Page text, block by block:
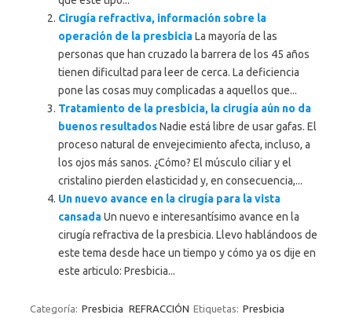
Cirugía refractiva, información sobre la
operación de la presbiciaLa mayoría de las
personas que han cruzado la barrera de los 45 años
tienen dificultad para leer de cerca. La deficiencia
pone las cosas muy complicadas a aquellos que...
Tratamiento de la presbicia, la cirugía aún no da
buenos resultadosNadie está libre de usar gafas. El
proceso natural de envejecimiento afecta, incluso, a
los ojos más sanos. ¿Cómo? El músculo ciliar y el
cristalino pierden elasticidad y, en consecuencia,...
Un nuevo avance en la cirugía para la vista
cansadaUn nuevo e interesantísimo avance en la
cirugía refractiva de la presbicia. Llevo hablándoos de
este tema desde hace un tiempo y cómo ya os dije en
este articulo: Presbicia...
Categoría: Presbicia REFRACCIÓN Etiquetas: Presbicia